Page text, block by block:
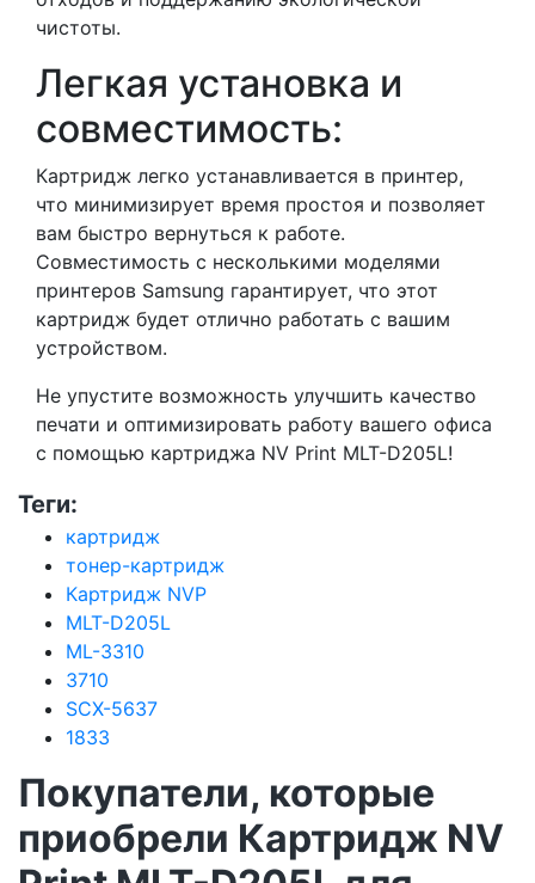
чистоты.
Легкая установка и
совместимость:
Картридж легко устанавливается в принтер,
что минимизирует время простоя и позволяет
вам быстро вернуться к работе.
Совместимость с несколькими моделями
принтеров Samsung гарантирует, что этот
картридж будет отлично работать с вашим
устройством.
Не упустите возможность улучшить качество
печати и оптимизировать работу вашего офиса
с помощью картриджа NV Print MLT-D205L!
Теги:
картридж
тонер-картридж
Картридж NVP
MLT-D205L
ML-3310
3710
SCX-5637
1833
Покупатели, которые
приобрели Картридж NV